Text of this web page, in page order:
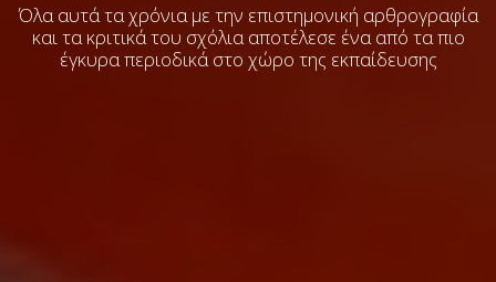
Όλα αυτά τα χρόνια με την επιστημονική αρθρογραφία
και τα κριτικά του σχόλιααποτέλεσε ένα από τα πιο
έγκυρα περιοδικά στο χώρο της εκπαίδευσης